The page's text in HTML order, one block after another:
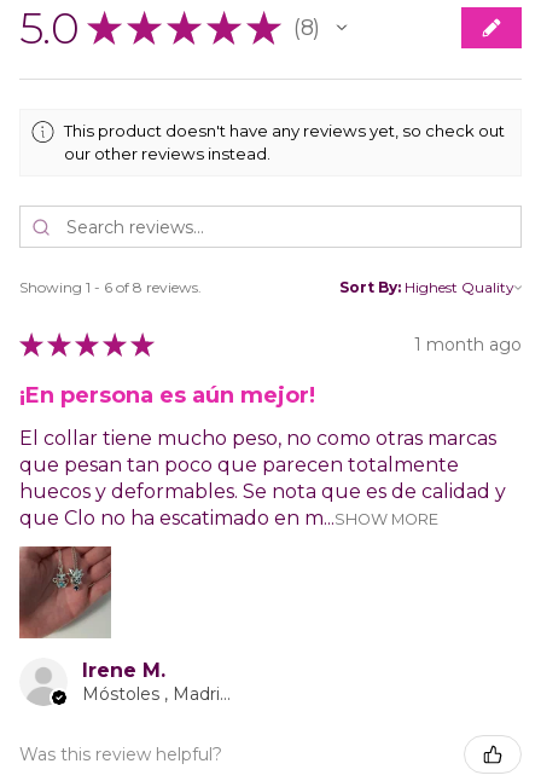
5.0 ★ ★ ★ ★ ★ 8
8
This product doesn't have any reviews yet, so check out
our other reviews instead.
Showing 1 - 6 of 8 reviews. Sort By:
★ ★ ★ ★ ★ 1 month ago
¡En persona es aún mejor!
El collar tiene mucho peso, no como otras marcas
que pesan tan poco que parecen totalmente
huecos y deformables. Se nota que es de calidad y
que Clo no ha escatimado en m...SHOW MORE
Irene M.
Móstoles , Madrid Autonomous Community
Was this review helpful?